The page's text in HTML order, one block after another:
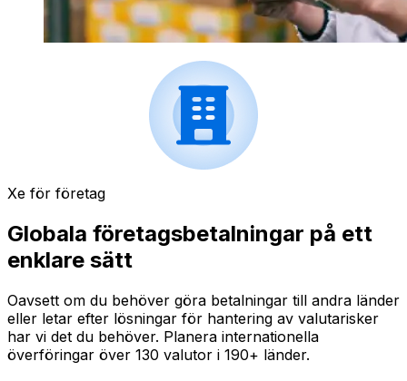
Xe för företag
Globala företagsbetalningar på ett
enklare sätt
Oavsett om du behöver göra betalningar till andra länder
eller letar efter lösningar för hantering av valutarisker
har vi det du behöver. Planera internationella
överföringar över 130 valutor i 190+ länder.